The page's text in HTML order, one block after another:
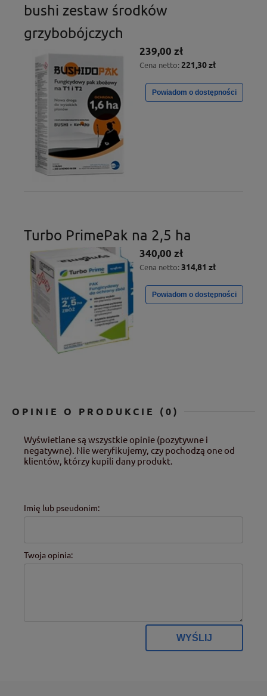
bushi zestaw środków
grzybobójczych
239,00 zł
Cena netto: 221,30 zł
Powiadom o dostępności
Turbo PrimePak na 2,5 ha
340,00 zł
Cena netto: 314,81 zł
Powiadom o dostępności
OPINIE O PRODUKCIE (0)
Wyświetlane są wszystkie opinie (pozytywne i
negatywne). Nie weryfikujemy, czy pochodzą one od
klientów, którzy kupili dany produkt.
Imię lub pseudonim:
Twoja opinia:
WYŚLIJ